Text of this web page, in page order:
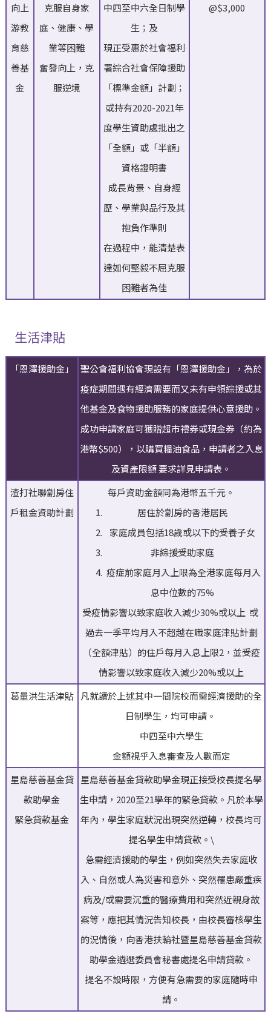
向上
游教
育慈
善基
金
克服自身家
庭、健康、學
業等困難
奮發向上，克
服逆境
中四至中六全日制學
生；及
現正受惠於社會福利
署綜合社會保障援助
「標準金額」計劃；
或持有2020-2021年
度學生資助處批出之
「全額」或「半額」
資格證明書
成長背景、自身經
歷、學業與品行及其
抱負作準則
在過程中，能清楚表
達如何堅毅不屈克服
困難者為佳
@$3,000
生活津貼
「恩澤援助金」
聖公會福利協會現設有「恩澤援助金」，為於
疫症期間遇有經濟需要而又未有申領綜援或其
他基金及食物援助服務的家庭提供心意援助。
成功申請家庭可獲贈超市禮券或現金券（約為
港幣$500），以購買糧油食品，申請者之入息
及資產限額 要求詳見申請表。
渣打社聯劏房住
戶租金資助計劃
每戶資助金額同為港幣五千元。
居住於劏房的香港居民
家庭成員包括18歲或以下的受養子女
非綜援受助家庭
疫症前家庭月入上限為全港家庭每月入
息中位數的75%
受疫情影響以致家庭收入減少30%或以上 或
過去一季平均月入不超越在職家庭津貼計劃
（全額津貼）的住戶每月入息上限2，並受疫
情影響以致家庭收入減少20%或以上
葛量洪生活津貼
凡就讀於上述其中一間院校而需經濟援助的全
日制學生，均可申請。
中四至中六學生
金額視乎入息審查及人數而定
星島慈善基金貸
款助學金
緊急貸款基金
星島慈善基金貸款助學金現正接受校長提名學
生申請，2020至21學年的緊急貸款。凡於本學
年內，學生家庭狀況出現突然逆轉，校長均可
提名學生申請貸款。\
急需經濟援助的學生，例如突然失去家庭收
入、自然或人為災害和意外、突然罹患嚴重疾
病及/或需要沉重的醫療費用和突然近親身故
案等，應把其情況告知校長，由校長審核學生
的況情後，向香港扶輪社暨星島慈善基金貸款
助學金遴選委員會秘書處提名申請貸款。
提名不設時限，方便有急需要的家庭隨時申
請。